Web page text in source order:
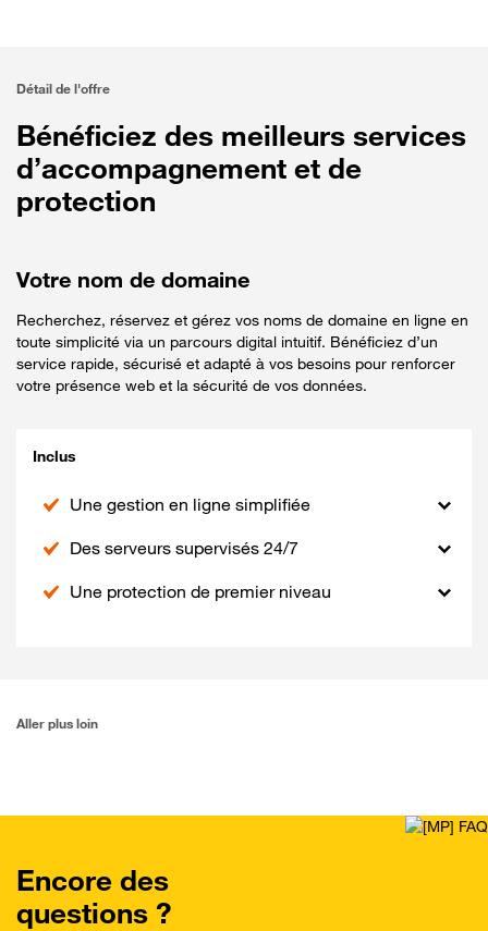
Détail de l'offre
Bénéficiez des meilleurs services
d’accompagnement et de
protection
Votre nom de domaine
Recherchez, réservez et gérez vos noms de domaine en ligne en
toute simplicité via un parcours digital intuitif. Bénéficiez d’un
service rapide, sécurisé et adapté à vos besoins pour renforcer
votre présence web et la sécurité de vos données.
Inclus
Une gestion en ligne simplifiée
Des serveurs supervisés 24/7
Une protection de premier niveau
Aller plus loin
Encore des
questions ?